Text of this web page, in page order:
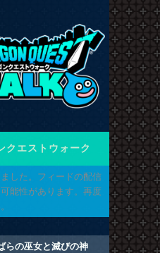
クエストウォーク
した。フィードの配信
能性があります。再度
らの巫女と滅びの神